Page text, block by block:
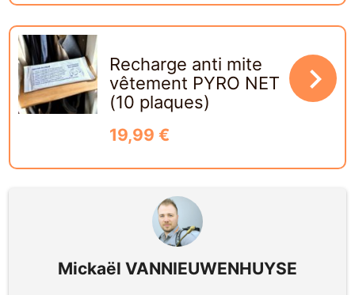
Recharge anti mite
vêtement PYRO NET
(10 plaques)
19,99 €
navigate_next
Mickaël VANNIEUWENHUYSE